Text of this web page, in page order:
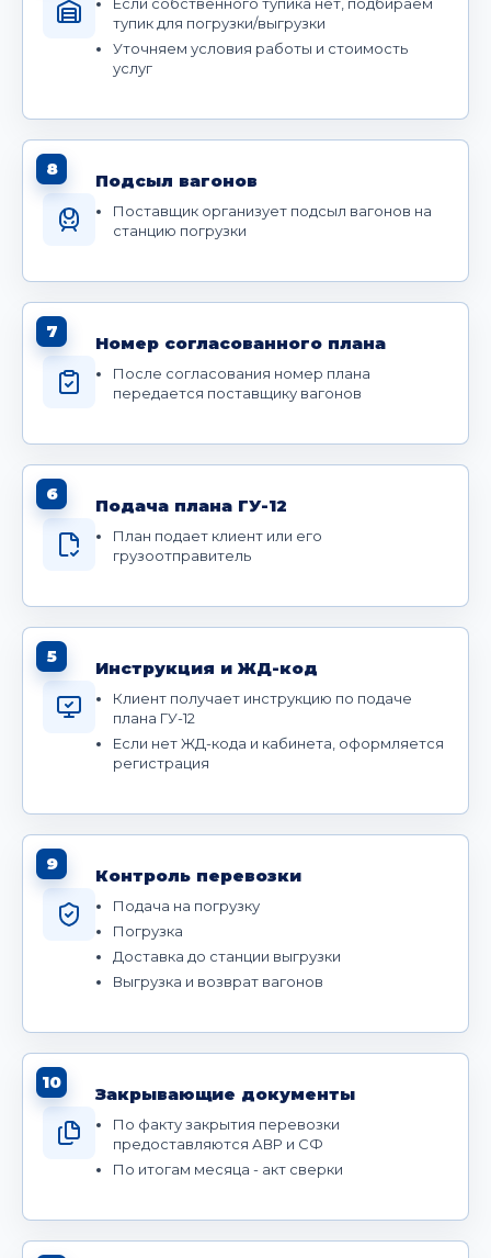
тупик для погрузки/выгрузки
Уточняем условия работы и стоимость
услуг
8
Подсыл вагонов
Поставщик организует подсыл вагонов на
станцию погрузки
7
Номер согласованного плана
После согласования номер плана
передается поставщику вагонов
6
Подача плана ГУ-12
План подает клиент или его
грузоотправитель
5
Инструкция и ЖД-код
Клиент получает инструкцию по подаче
плана ГУ-12
Если нет ЖД-кода и кабинета, оформляется
регистрация
9
Контроль перевозки
Подача на погрузку
Погрузка
Доставка до станции выгрузки
Выгрузка и возврат вагонов
10
Закрывающие документы
По факту закрытия перевозки
предоставляются АВР и СФ
По итогам месяца - акт сверки